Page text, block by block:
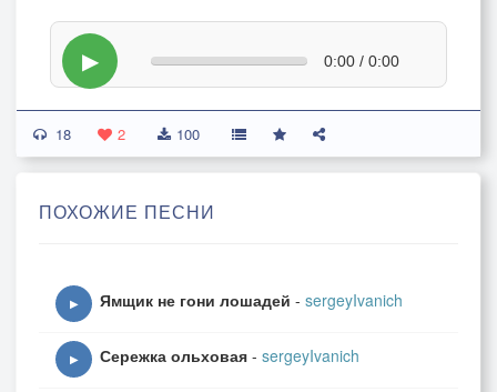
▶ 0:00 / 0:00
18 2 100
ПОХОЖИЕ ПЕСНИ
▶ Ямщик не гони лошадей - sergeyIvanich
▶ Сережка ольховая - sergeyIvanich